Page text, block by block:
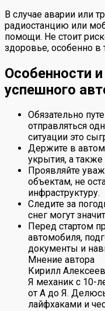
В случае аварии или
радиостанцию или
помощи. Не стоит
здоровье, особенно в
Особенности
успешного
Обязательно
отправляться
ситуации это
Держите в
укрытия, а также
Проявляйте
объектам, не
инфраструктуру.
Следите за
снег могут
Перед стартом
автомобиля,
документы и
Мнение автора
Кирилл Алексеев
Я механик с 10-
от А до Я.
лайфхаками и